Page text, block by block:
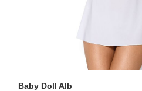
Baby Doll Alb